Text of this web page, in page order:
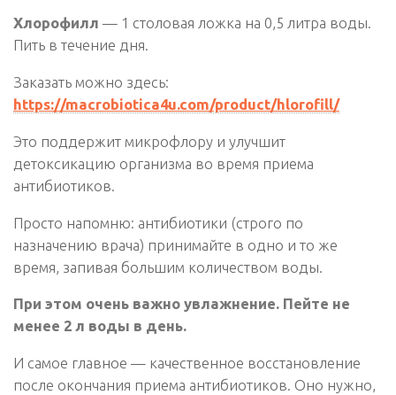
Хлорофилл — 1 столовая ложка на 0,5 литра воды.
Пить в течение дня.
Заказать можно здесь:
https://macrobiotica4u.com/product/hlorofill/
Это поддержит микрофлору и улучшит
детоксикацию организма во время приема
антибиотиков.
Просто напомню: антибиотики (строго по
назначению врача) принимайте в одно и то же
время, запивая большим количеством воды.
При этом очень важно увлажнение. Пейте не
менее 2 л воды в день.
И самое главное — качественное восстановление
после окончания приема антибиотиков. Оно нужно,